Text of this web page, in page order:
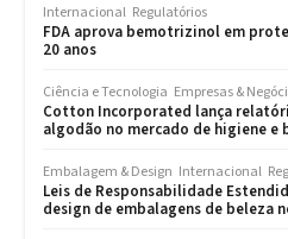
Internacional Regulatórios
FDA aprova bemotrizinol em
20 anos
Ciência e Tecnologia Empresas &
Cotton Incorporated lança
algodão no mercado de higiene e
Embalagem & Design Internacional
Leis de Responsabilidade
design de embalagens de beleza